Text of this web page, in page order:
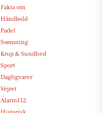
Fakta om
Håndbold
Padel
Svømning
Krop & Sundhed
Sport
Dagligvarer
Vejret
Alarm112